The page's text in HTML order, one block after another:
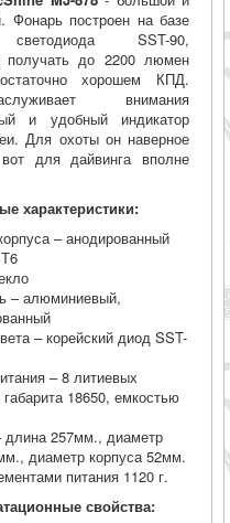
Фонарь построен на базе
светодиода SST-90,
получать до 2200 люмен
хорошем КПД.
внимания
и удобный индикатор
Для охоты он наверное
для дайвинга вполне
характеристики:
– анодированный
– алюминиевый,
– корейский диод SST-
– 8 литиевых
18650, емкостью
длина 257мм., диаметр
диаметр корпуса 52мм.
питания 1120 г.
свойства: